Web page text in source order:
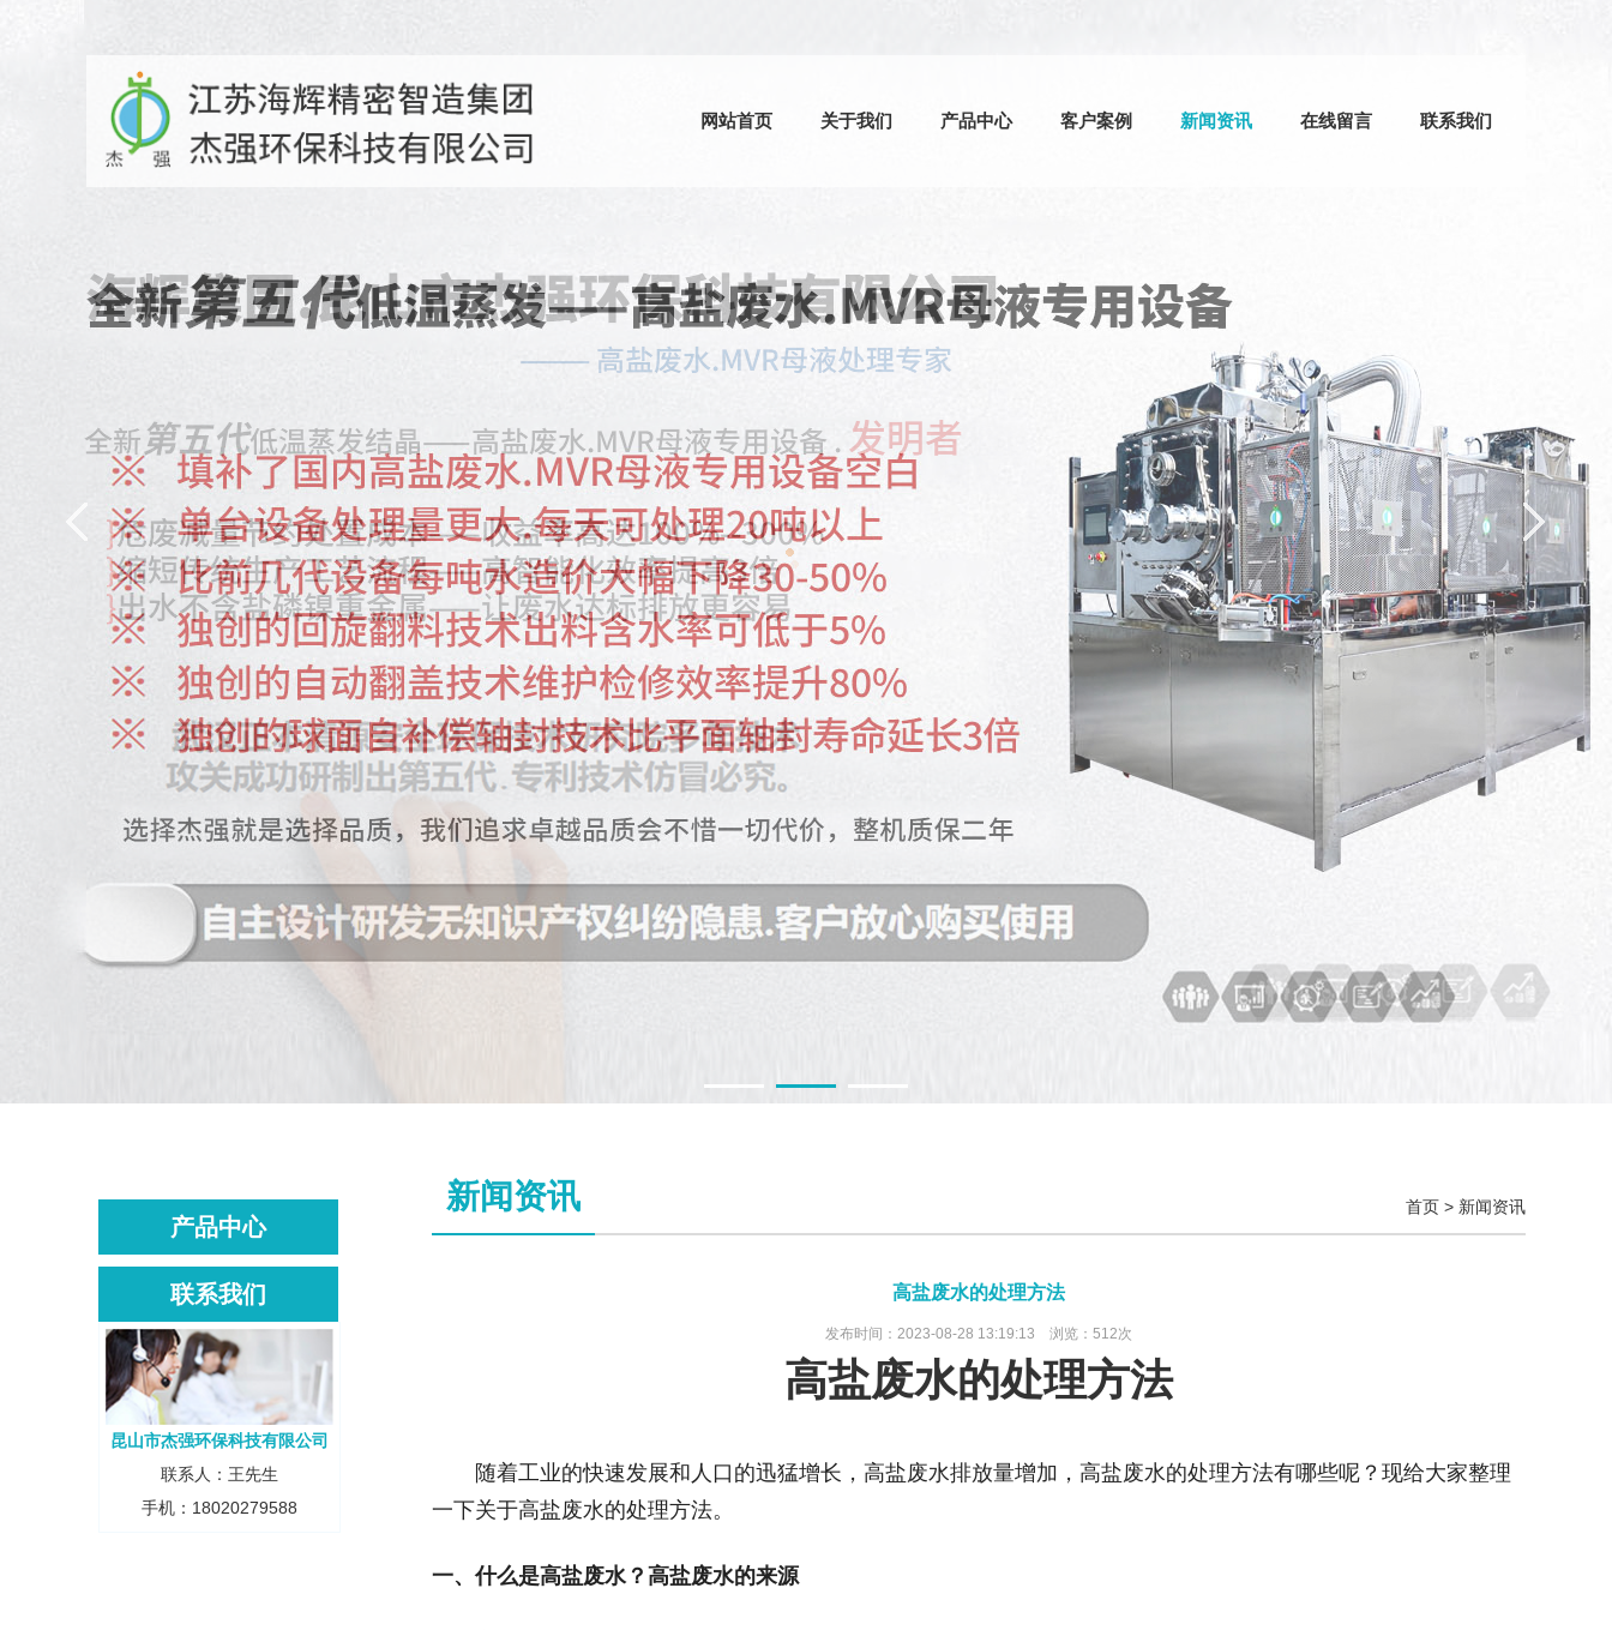
网站首页 关于我们 产品中心 客户案例 新闻资讯 在线留言 联系我们
2 3
产品中心
联系我们
昆山市杰强环保科技有限公司
联系人：王先生
手机：18020279588
新闻资讯 首页 > 新闻资讯
高盐废水的处理方法
发布时间：2023-08-28 13:19:13 浏览：512次
高盐废水的处理方法
随着工业的快速发展和人口的迅猛增长，高盐废水排放量增加，高盐废水的处理方法有哪些呢？ 现给大家整理
一下关于高盐废水的处理方法。
一、什么是高盐废水？高盐废水的来源